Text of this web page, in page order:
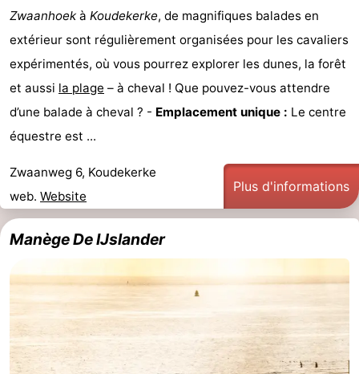
d'hôtes
Chaumières
-
De
Zandput
-
Duinzicht
-
Joossesweg
-
Kustlicht
-
Meerpaal
-
Strandcamping
Valkenisse
-
Bos
Last
Zwaanhoek à Koudekerke, de magnifiques balades en
extérieur sont régulièrement organisées pour les cavaliers
expérimentés, où vous pourrez explorer les dunes, la forêt
et aussi la plage – à cheval ! Que pouvez-vous attendre
d’une balade à cheval ? - Emplacement unique : Le centre
équestre est ...
Zwaanweg 6, Koudekerke
web. Website
Plus d'informations
Manège De IJslander